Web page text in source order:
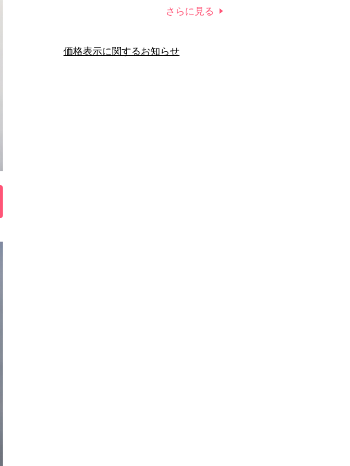
夫との関係
新津春子 どか食い
さらに見る
価格表示に関するお知らせ